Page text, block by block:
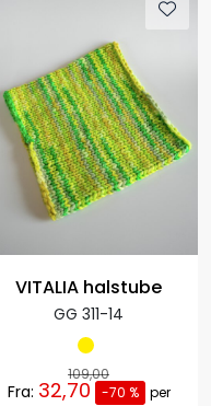
VITALIA halstube
GG 311-14
109,00
Fra: 32,70 -70 %
per